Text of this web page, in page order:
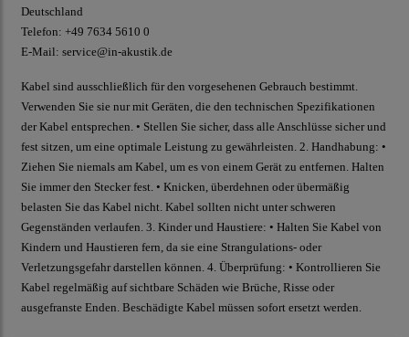
Deutschland
Telefon: +49 7634 5610 0
E-Mail: service@in-akustik.de
Kabel sind ausschließlich für den vorgesehenen Gebrauch bestimmt.
Verwenden Sie sie nur mit Geräten, die den technischen Spezifikationen
der Kabel entsprechen. • Stellen Sie sicher, dass alle Anschlüsse sicher und
fest sitzen, um eine optimale Leistung zu gewährleisten. 2. Handhabung: •
Ziehen Sie niemals am Kabel, um es von einem Gerät zu entfernen. Halten
Sie immer den Stecker fest. • Knicken, überdehnen oder übermäßig
belasten Sie das Kabel nicht. Kabel sollten nicht unter schweren
Gegenständen verlaufen. 3. Kinder und Haustiere: • Halten Sie Kabel von
Kindern und Haustieren fern, da sie eine Strangulations- oder
Verletzungsgefahr darstellen können. 4. Überprüfung: • Kontrollieren Sie
Kabel regelmäßig auf sichtbare Schäden wie Brüche, Risse oder
ausgefranste Enden. Beschädigte Kabel müssen sofort ersetzt werden.